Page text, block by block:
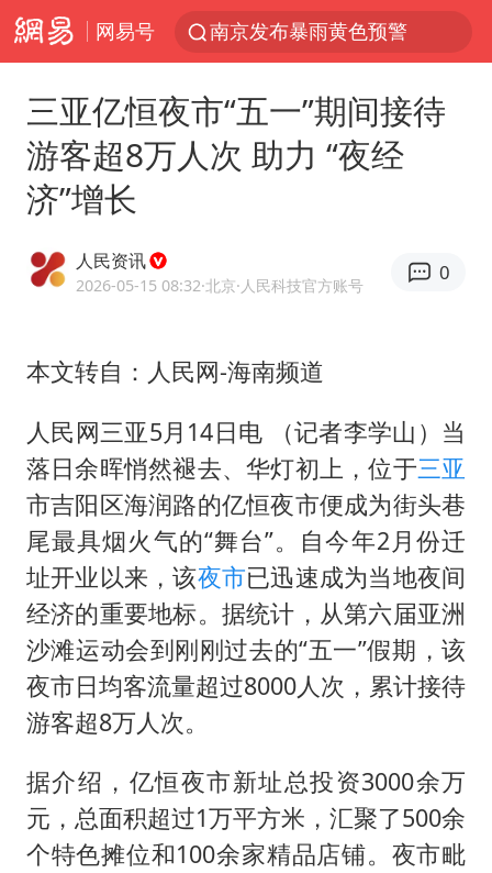
网易号
王艺迪无缘横滨赛决赛
2025年小学教师减少13.19万
上海大部迎大暴雨
《龙餐馆》 冲奖
武契奇会见泽连斯基有何意图
“伊斯兰版北约”出现
以军士兵把枪口对准中国记者
构建更高水平的全民健身公共服务体系
三亚亿恒夜市“五一”期间接待
游客超8万人次 助力 “夜经
济”增长
人民资讯
2026-05-15 08:32·北京·人民科技官方账号
0
本文转自：人民网-海南频道
人民网三亚5月14日电 （记者李学山）当
落日余晖悄然褪去、华灯初上，位于三亚
市吉阳区海润路的亿恒夜市便成为街头巷
尾最具烟火气的“舞台”。自今年2月份迁
址开业以来，该夜市已迅速成为当地夜间
经济的重要地标。据统计，从第六届亚洲
沙滩运动会到刚刚过去的“五一”假期，该
夜市日均客流量超过8000人次，累计接待
游客超8万人次。
据介绍，亿恒夜市新址总投资3000余万
元，总面积超过1万平方米，汇聚了500余
个特色摊位和100余家精品店铺。夜市毗